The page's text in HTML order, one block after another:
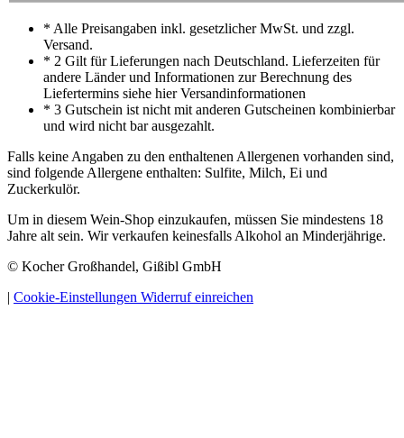
* Alle Preisangaben inkl. gesetzlicher MwSt. und zzgl.
Versand.
* 2 Gilt für Lieferungen nach Deutschland. Lieferzeiten für
andere Länder und Informationen zur Berechnung des
Liefertermins siehe hier Versandinformationen
* 3 Gutschein ist nicht mit anderen Gutscheinen kombinierbar
und wird nicht bar ausgezahlt.
Falls keine Angaben zu den enthaltenen Allergenen vorhanden sind,
sind folgende Allergene enthalten: Sulfite, Milch, Ei und
Zuckerkulör.
Um in diesem Wein-Shop einzukaufen, müssen Sie mindestens 18
Jahre alt sein. Wir verkaufen keinesfalls Alkohol an Minderjährige.
© Kocher Großhandel, Gißibl GmbH
| Cookie-Einstellungen Widerruf einreichen